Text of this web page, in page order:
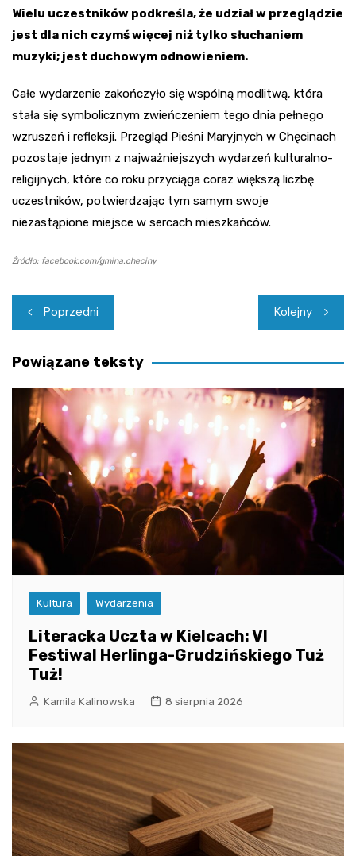
Wielu uczestników podkreśla, że udział w przeglądzie
jest dla nich czymś więcej niż tylko słuchaniem
muzyki; jest duchowym odnowieniem.
Całe wydarzenie zakończyło się wspólną modlitwą, która
stała się symbolicznym zwieńczeniem tego dnia pełnego
wzruszeń i refleksji. Przegląd Pieśni Maryjnych w Chęcinach
pozostaje jednym z najważniejszych wydarzeń kulturalno-
religijnych, które co roku przyciąga coraz większą liczbę
uczestników, potwierdzając tym samym swoje
niezastąpione miejsce w sercach mieszkańców.
Źródło: facebook.com/gmina.checiny
Nawigacja
wpisu
Poprzedni Kolejny
Powiązane teksty
Kultura Wydarzenia
Literacka Uczta w Kielcach: VI
Festiwal Herlinga-Grudzińskiego Tuż
Tuż!
Kamila Kalinowska 8 sierpnia 2026